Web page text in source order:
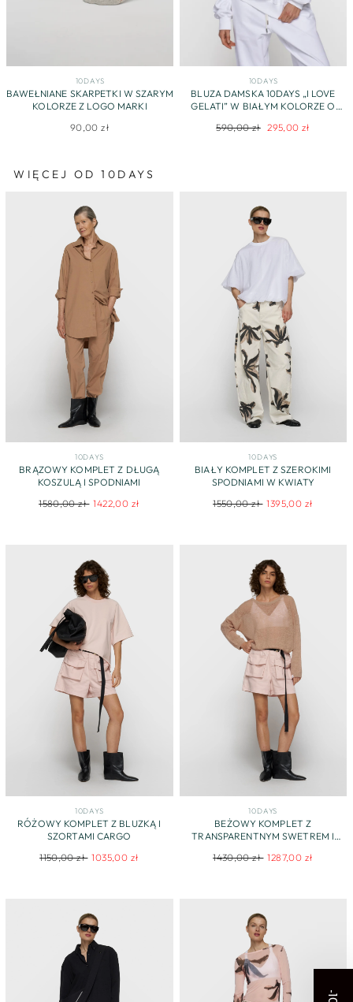
10DAYS
BAWEŁNIANE SKARPETKI W SZARYM
KOLORZE Z LOGO MARKI
90,00 zł
10DAYS
BLUZA DAMSKA 10DAYS „I LOVE
GELATI” W BIAŁYM KOLORZE O
Regularna
590,00 zł Cena
295,00 zł
WIĘCEJ OD 10DAYS
10DAYS
BRĄZOWY KOMPLET Z DŁUGĄ
KOSZULĄ I SPODNIAMI
Regular
1580,00 zł Sale
1422,00 zł
10DAYS
BIAŁY KOMPLET Z SZEROKIMI
SPODNIAMI W KWIATY
Regular
1550,00 zł Sale
1395,00 zł
10DAYS
RÓŻOWY KOMPLET Z BLUZKĄ I
SZORTAMI CARGO
Regular
1150,00 zł Sale
1035,00 zł
10DAYS
BEŻOWY KOMPLET Z
TRANSPARENTNYM SWETREM I
Regular
1430,00 zł Sale
1287,00 zł